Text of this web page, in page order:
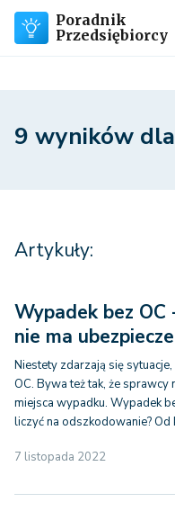
Poradnik
Przedsiębiorcy
9 wyników
Artykuły:
Wypadek bez OC
nie ma
Niestety zdarzają się
OC. Bywa też tak, że sprawcy
miejsca wypadku. Wypadek
liczyć na odszkodowanie? Od
7 listopada 2022